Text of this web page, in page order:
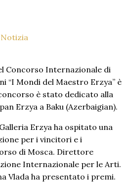
Notizia
Concorso Internazionale di
“I Mondi del Maestro Erzya” è
è stato dedicato alla
Erzya a Baku (Azerbaigian).
Erzya ha ospitato una
per i vincitori e i
di Mosca. Direttore
Internazionale per le Arti.
Vlada ha presentato i premi.